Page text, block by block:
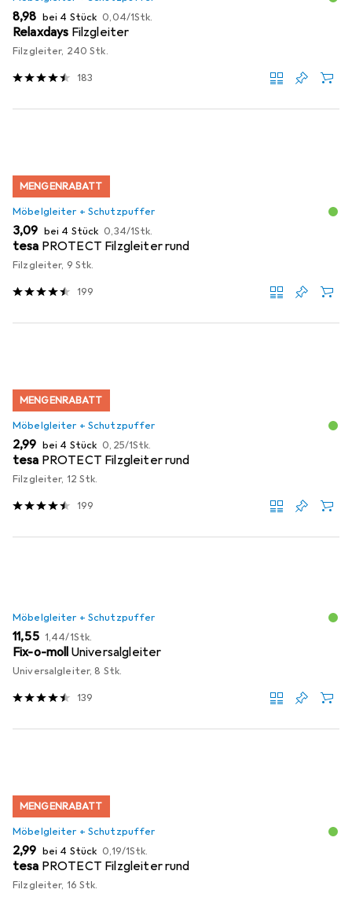
EUR
8,98 bei 4 Stück EUR
0,04/1Stk.
Relaxdays Filzgleiter
Filzgleiter, 240 Stk.
183
MENGENRABATT
Möbelgleiter + Schutzpuffer
EUR
3,09 bei 4 Stück EUR
0,34/1Stk.
tesa PROTECT Filzgleiter rund
Filzgleiter, 9 Stk.
199
MENGENRABATT
Möbelgleiter + Schutzpuffer
EUR
2,99 bei 4 Stück EUR
0,25/1Stk.
tesa PROTECT Filzgleiter rund
Filzgleiter, 12 Stk.
199
Möbelgleiter + Schutzpuffer
EUR
11,55 EUR
1,44/1Stk.
Fix-o-moll Universalgleiter
Universalgleiter, 8 Stk.
139
MENGENRABATT
Möbelgleiter + Schutzpuffer
EUR
2,99 bei 4 Stück EUR
0,19/1Stk.
tesa PROTECT Filzgleiter rund
Filzgleiter, 16 Stk.